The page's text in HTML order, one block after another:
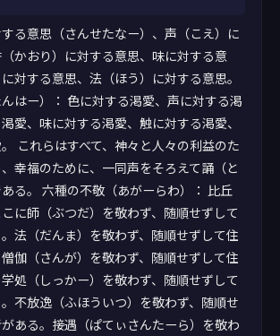
る意思（さんせたなー）、声（こえ）に
かおり）に対する意思、味に対する意
対する意思、法（ほう）に対する意思。
はー）： 色に対する渇愛、声に対する渇
愛、味に対する渇愛、触に対する渇愛、
これらはすべて、神々と人々の利益のた
幸福のために、一同声をそろえて誦（と
る。 六種の不敬（あがーらわ）： 比丘
こに師（ぶつだ）を敬わず、随順せずして
法（だんま）を敬わず、随順せずして住
伽（さんが）を敬わず、随順せずして住
処（しっかー）を敬わず、随順せずして
不放逸（ふほういつ）を敬わず、随順せ
ある。接遇（ぱてぃさんたーら）を敬わ